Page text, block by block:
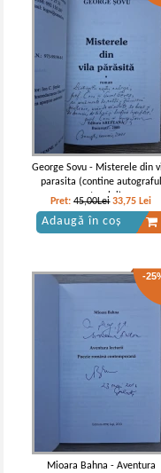
George Sovu - Misterele din
parasita (contine autograful
autorului)
Pret:45,00Lei 33,75 Lei
Adaugă în coș
-
Mioara Bahna - Aventura